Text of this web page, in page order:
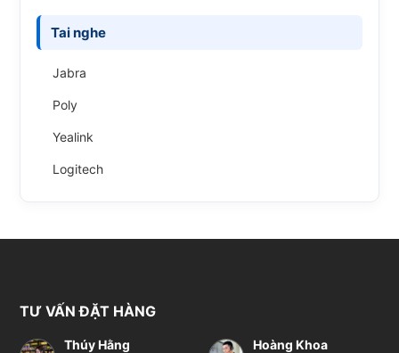
Tai nghe
Jabra
Poly
Yealink
Logitech
TƯ VẤN ĐẶT HÀNG
Thúy Hằng
Hoàng Khoa